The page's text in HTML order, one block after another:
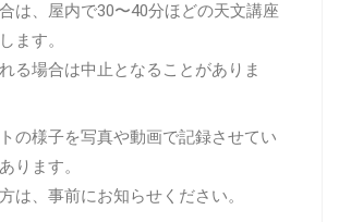
は、屋内で30〜40分ほどの天文講座
ます。
る場合は中止となることがありま
の様子を写真や動画で記録させてい
ります。
は、事前にお知らせください。